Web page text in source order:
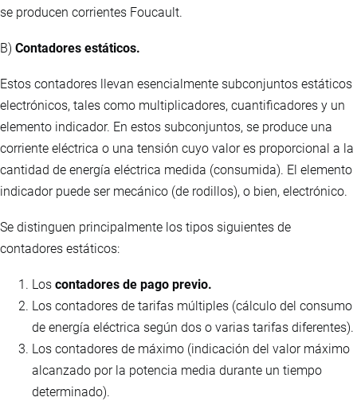
se producen corrientes Foucault.
B) Contadores estáticos.
Estos contadores llevan esencialmente subconjuntos estáticos
electrónicos, tales como multiplicadores, cuantificadores y un
elemento indicador. En estos subconjuntos, se produce una
corriente eléctrica o una tensión cuyo valor es proporcional a la
cantidad de energía eléctrica medida (consumida). El elemento
indicador puede ser mecánico (de rodillos), o bien, electrónico.
Se distinguen principalmente los tipos siguientes de
contadores estáticos:
Los contadores de pago previo.
Los contadores de tarifas múltiples (cálculo del consumo
de energía eléctrica según dos o varias tarifas diferentes).
Los contadores de máximo (indicación del valor máximo
alcanzado por la potencia media durante un tiempo
determinado).